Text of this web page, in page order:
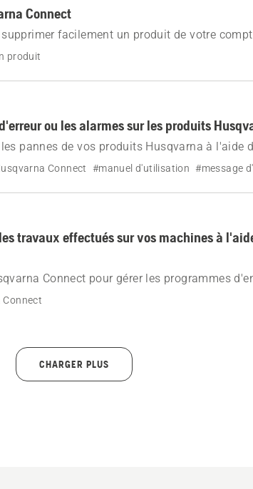
Connect
facilement un produit de votre
produit
ou les alarmes sur les produits
pannes de vos produits Husqvarna à l'aide
et de l'application Husqvarna
Connect #manuel d'utilisation #message
travaux effectués sur vos machines à
Connect pour gérer les programmes
carnet d'entretien numérique pour vos
CHARGER PLUS